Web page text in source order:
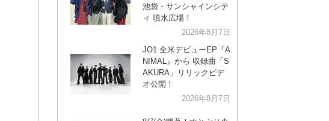
池袋・サンシャインシテ
ィ 噴水広場！
2026年8月7日
JO1 全米デビューEP『A
NIMAL』から 収録曲「S
AKURA」リリックビデ
オ公開！
2026年8月7日